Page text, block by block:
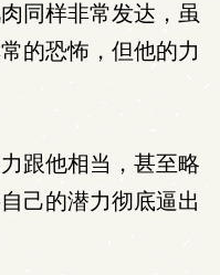
同样非常发达，虽
的恐怖，但他的力
跟他相当，甚至略
己的潜力彻底逼出